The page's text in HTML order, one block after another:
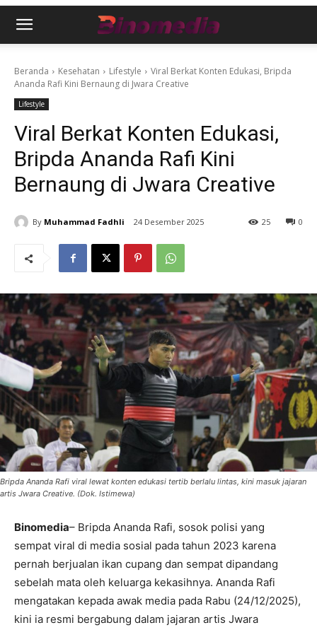
Beranda Kesehatan Lifestyle
Viral Berkat Konten Edukasi, Bripda
Ananda Rafi Kini Bernaung di Jwara Creative
Lifestyle
Viral Berkat Konten Edukasi,
Bripda Ananda Rafi Kini
Bernaung di Jwara Creative
By Muhammad Fadhli 24 Desember 2025 0
25
Bripda Ananda Rafi viral lewat konten edukasi tertib berlalu lintas, kini masuk jajaran
artis Jwara Creative. (Dok. Istimewa)
Binomedia– Bripda Ananda Rafi, sosok polisi yang
sempat viral di media sosial pada tahun 2023 karena
pernah berjualan ikan cupang dan sempat dipandang
sebelah mata oleh keluarga kekasihnya. Ananda Rafi
mengatakan kepada awak media pada Rabu (24/12/2025),
kini ia resmi bergabung dalam jajaran artis Jwara